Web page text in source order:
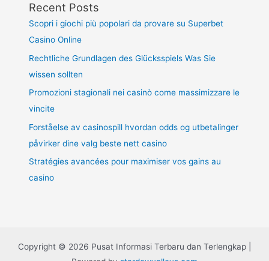
Recent Posts
Scopri i giochi più popolari da provare su Superbet
Casino Online
Rechtliche Grundlagen des Glücksspiels Was Sie
wissen sollten
Promozioni stagionali nei casinò come massimizzare le
vincite
Forståelse av casinospill hvordan odds og utbetalinger
påvirker dine valg beste nett casino
Stratégies avancées pour maximiser vos gains au
casino
Copyright © 2026 Pusat Informasi Terbaru dan Terlengkap |